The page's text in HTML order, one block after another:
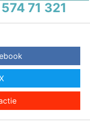
71 321